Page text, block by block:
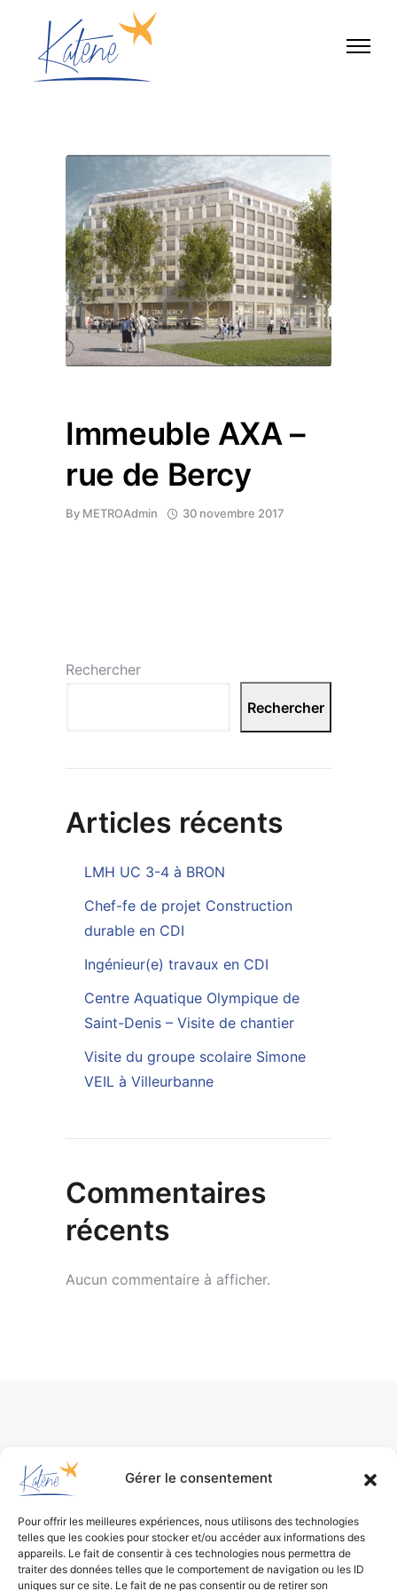
Gérer le consentement
Pour offrir les meilleures expériences, nous utilisons des technologies
telles que les cookies pour stocker et/ou accéder aux informations des
appareils. Le fait de consentir à ces technologies nous permettra de
traiter des données telles que le comportement de navigation ou les ID
uniques sur ce site. Le fait de ne pas consentir ou de retirer son
Immeuble AXA –
rue de Bercy
By METROAdmin 30 novembre 2017
Rechercher
Rechercher
Articles récents
LMH UC 3-4 à BRON
Chef-fe de projet Construction
durable en CDI
Ingénieur(e) travaux en CDI
Centre Aquatique Olympique de
Saint-Denis – Visite de chantier
Visite du groupe scolaire Simone
VEIL à Villeurbanne
Commentaires
récents
Aucun commentaire à afficher.